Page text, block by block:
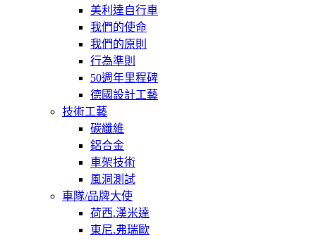
美利達自行車
我們的使命
我們的原則
行為準則
50週年里程碑
德國設計工藝
技術工藝
碳纖維
鋁合金
車架技術
風洞測試
車隊/品牌大使
荷西.漢米達
東尼.弗瑞歐